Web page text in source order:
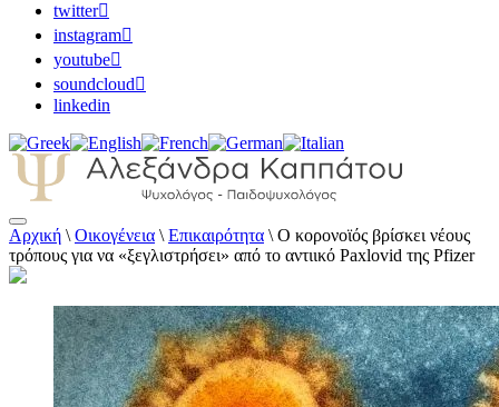
twitter
instagram
youtube
soundcloud
linkedin
Αλεξάνδρα Καππάτου Ψυχολόγος –
Παιδοψυχολόγος
Αρχική \ Οικογένεια \ Επικαιρότητα \ Ο κορονοϊός βρίσκει νέους
τρόπους για να «ξεγλιστρήσει» από το αντιικό Paxlovid της Pfizer